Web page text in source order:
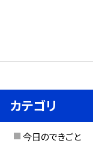
カテゴリ
今日のできごと